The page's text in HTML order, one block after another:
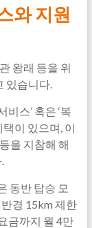
와 지원
왕래 등을 위
있습니다.
스’ 혹은 ‘복
이 있으며, 이
을 지참해 해
동반 탑승 모
경 15km 제한
금까지 월 4만